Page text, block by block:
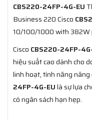
CBS220-24FP-4G-EU
Business 220 Cisco
10/100/1000 with 382W
Cisco CBS220-24FP-
hiệu suất cao dành cho
linh hoạt, tính năng nâng
24FP-4G-EUlà sự lựa
có ngân sách hạn hẹp.